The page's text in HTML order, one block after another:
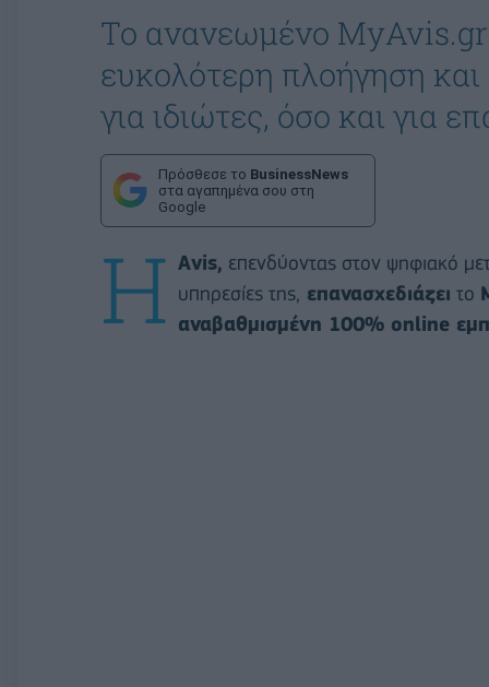
Το ανανεωμένο MyAvis.gr
ευκολότερη πλοήγηση και
για ιδιώτες, όσο και για
Πρόσθεσε το BusinessNews
στα αγαπημένα σου στη
Google
Η Avis, επενδύοντας στον ψηφιακό
υπηρεσίες της, επανασχεδιάζει το
αναβαθμισμένη 100% online